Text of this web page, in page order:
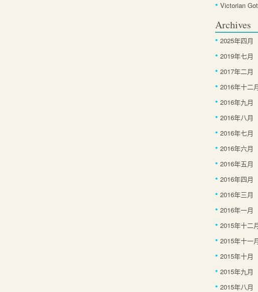
Victorian
Archives
2025年四月
2019年七月
2017年二月
2016年十二
2016年九月
2016年八月
2016年七月
2016年六月
2016年五月
2016年四月
2016年三月
2016年一月
2015年十二
2015年十一
2015年十月
2015年九月
2015年八月